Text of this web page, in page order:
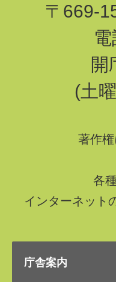
〒669-
開
(土
著作
各
インターネット
庁舎案内